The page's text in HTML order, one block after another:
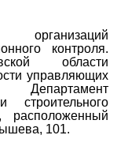
организаций
контроля.
области
управляющих
Департамент
строительного
расположенный
101.